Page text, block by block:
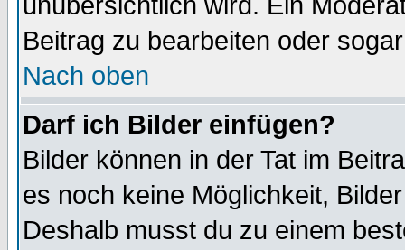
Beitrag zu bearbeiten oder
Nach oben
Darf ich Bilder einfügen?
Bilder können in der Tat im
es noch keine Möglichkeit,
Deshalb musst du zu einem